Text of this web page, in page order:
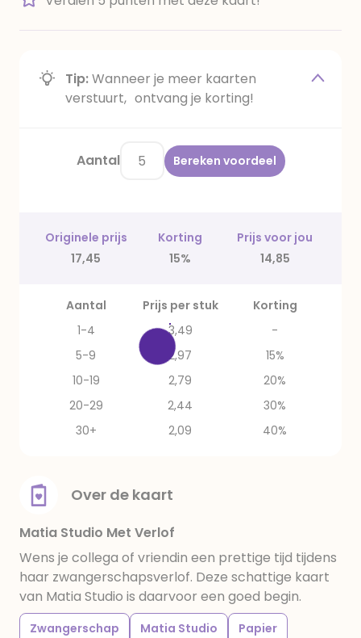
Tip:Wanneer je meer kaarten
verstuurt, ontvang je korting!
Aantal Bereken voordeel
Originele prijs Korting
Prijs voor jou
17,45
15% 14,85
Aantal Prijs per stuk
Korting
1-4
3,49
-
5-9
2,97
15%
10-19
2,79
20%
20-29
2,44
30%
30+
2,09 40%
Over de kaart
Matia Studio Met Verlof
Wens je collega of vriendin een prettige tijd tijdens
haar zwangerschapsverlof. Deze schattige kaart
van Matia Studio is daarvoor een goed begin.
Zwangerschap Matia Studio
Papier